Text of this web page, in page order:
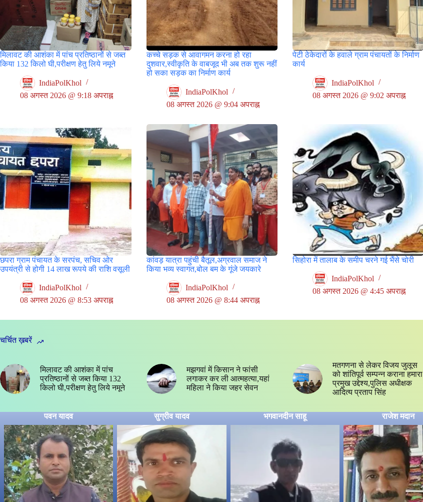
मिलावट की आशंका में पांच प्रतिष्ठानों से जब्त
किया 132 किलो घी,परीक्षण हेतु लिये नमूने
IndiaPolKhol
08 अगस्त 2026 @ 9:18 अपराह्न
कच्चे सड़क से आवागमन करना हो रहा
दुशवार,स्वीकृति के वाबजूद भी अब तक शुरू नहीं
हो सका सड़क का निर्माण कार्य
IndiaPolKhol
08 अगस्त 2026 @ 9:04 अपराह्न
पेटी ठेकेदारों के हवाले ग्राम पंचायतों के निर्माण
कार्य
IndiaPolKhol
08 अगस्त 2026 @ 9:02 अपराह्न
छपरा ग्राम पंचायत के सरपंच, सचिव ओर
उपयंत्री से होगी 14 लाख रूपये की राशि वसूली
IndiaPolKhol
08 अगस्त 2026 @ 8:53 अपराह्न
कांवड़ यात्रा पहुंची बैतूल,अग्रवाल समाज ने
किया भव्य स्वागत,बोल बम के गूंजे जयकारे
IndiaPolKhol
08 अगस्त 2026 @ 8:44 अपराह्न
सिहोरा में तालाब के समीप चरने गई भैंसे चोरी
IndiaPolKhol
08 अगस्त 2026 @ 4:45 अपराह्न
चर्चित ख़बरें
मिलावट की आशंका में पांच
प्रतिष्ठानों से जब्त किया 132
किलो घी,परीक्षण हेतु लिये नमूने
मझगवां में किसान ने फांसी
लगाकर कर ली आत्महत्या,यहां
महिला ने किया जहर सेवन
मतगणना से लेकर विजय जुलूस
को शांतिपूर्व सम्पन्न कराना हमारा
प्रमुख उद्देश्य,पुलिस अधीक्षक
आदित्य प्रताप सिंह
पवन यादव सुग्रीव यादव भगवानदीन साहू राजेश मदान